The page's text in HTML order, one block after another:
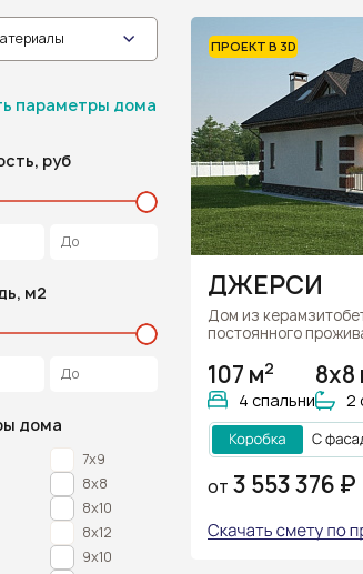
параметры дома
руб
м2
дома
7x9
8х8
8x10
8x12
9x10
ДЖЕРСИ
Дом из
постоянного
107 м2
4 спальни
8х8
2
ОТ 3 553 376 ₽
ПРОЕКТ В 3D